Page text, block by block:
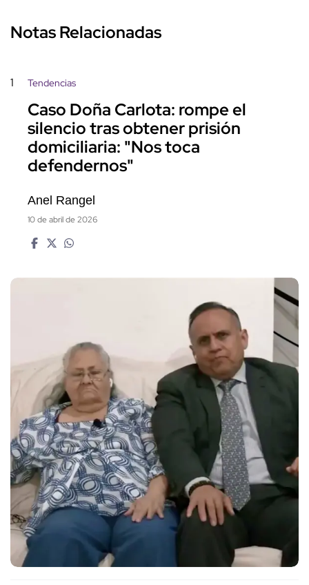
Notas Relacionadas
1 Tendencias
Caso Doña Carlota: rompe el
silencio tras obtener prisión
domiciliaria: "Nos toca
defendernos"
Anel Rangel
10 de abril de 2026